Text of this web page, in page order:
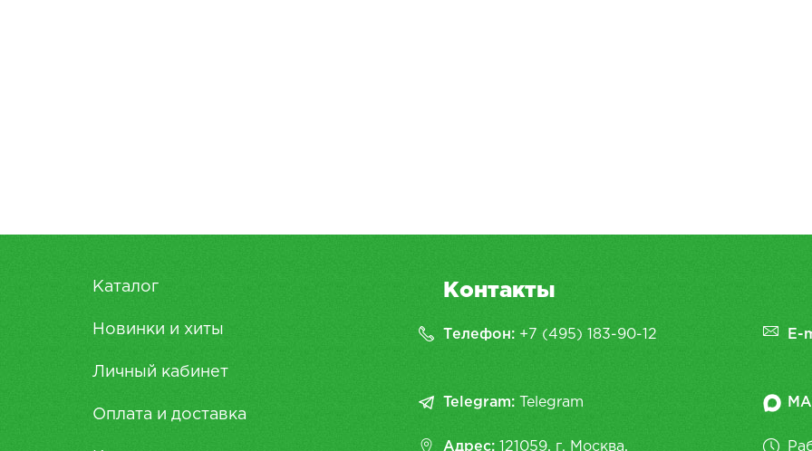
Каталог
Новинки и хиты
Личный кабинет
Оплата и доставка
Контакты
Телефон: +7 (495) 183-90-12 E-
Telegram: Telegram
Адрес: 121059, г. Москва,